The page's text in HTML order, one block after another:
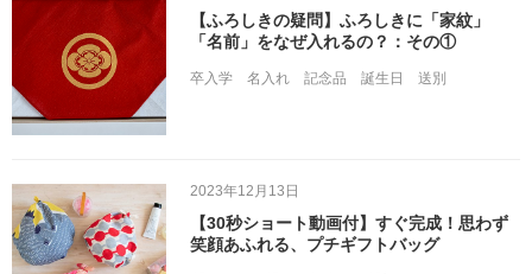
【ふろしきの疑問】ふろしきに「家紋」
「名前」をなぜ入れるの？：その①
卒入学 名入れ 記念品 誕生日 送別
2023年12月13日
【30秒ショート動画付】すぐ完成！思わず
笑顔あふれる、プチギフトバッグ